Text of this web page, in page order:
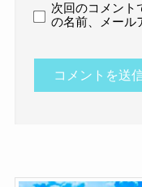
次回のコメント
の名前、メール